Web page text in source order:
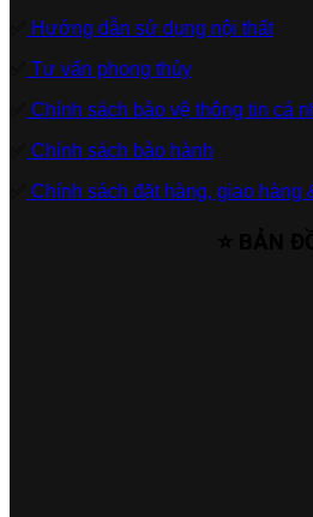
Hướng dẫn sử dụng nội thất
Tư vấn phong thủy
Chính sách bảo vệ thông tin cá
Chính sách bảo hành
Chính sách đặt hàng, giao hàng